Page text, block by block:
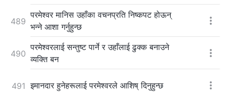
489
परमेश्‍वर मानिस उहाँका वचनप्रति निष्कपट होऊन्
भन्ने आशा गर्नुहुन्छ
490
परमेश्‍वरलाई सन्तुष्ट पार्ने र उहाँलाई ढुक्क बनाउने
व्यक्ति बन
491 इमानदार हुनेहरूलाई परमेश्‍वरले आशिष् दिनुहुन्छ